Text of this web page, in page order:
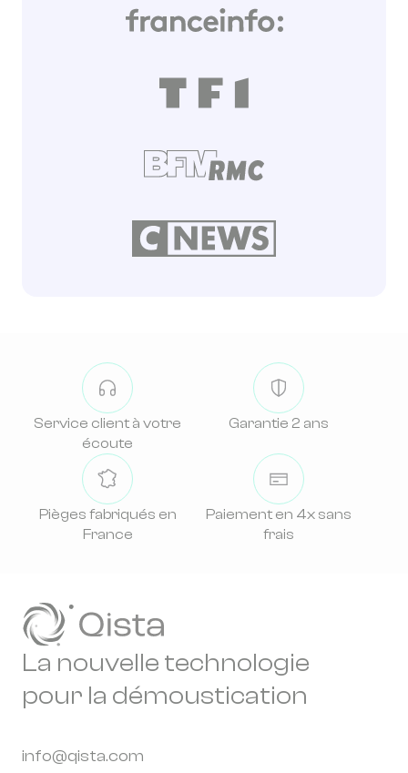
Service client à votre
écoute
Garantie 2 ans
Pièges fabriqués en
France
Paiement en 4x sans
frais
La nouvelle technologie
pour la démoustication
info@qista.com